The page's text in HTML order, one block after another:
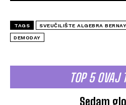
TAGS SVEUČILIŠTE ALGEBRA
DEMODAY
TOP 5 OVAJ
Sedam